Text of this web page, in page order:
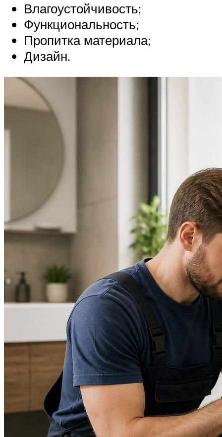
Влагоустойчивость;
Функциональность;
Пропитка материала;
Дизайн.